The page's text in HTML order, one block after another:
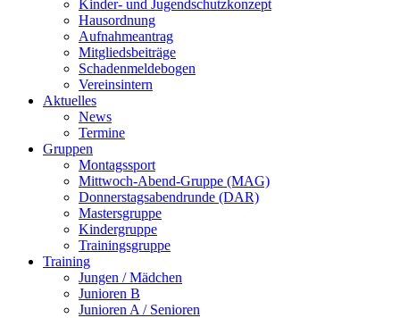
Kinder- und Jugendschutzkonzept
Hausordnung
Aufnahmeantrag
Mitgliedsbeiträge
Schadenmeldebogen
Vereinsintern
Aktuelles
News
Termine
Gruppen
Montagssport
Mittwoch-Abend-Gruppe (MAG)
Donnerstagsabendrunde (DAR)
Mastersgruppe
Kindergruppe
Trainingsgruppe
Training
Jungen / Mädchen
Junioren B
Junioren A / Senioren